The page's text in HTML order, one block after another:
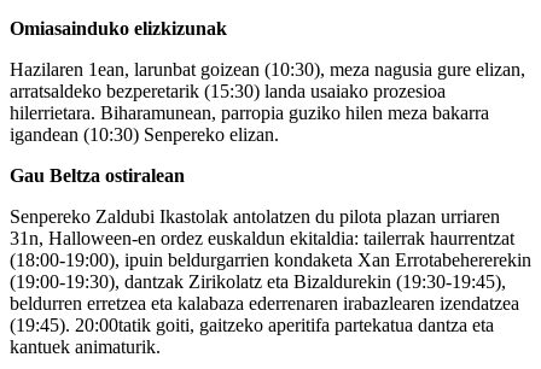
Omiasainduko elizkizunak
Hazilaren 1ean, larunbat goizean (10:30), meza nagusia gure elizan,
arratsaldeko bezperetarik (15:30) landa usaiako prozesioa
hilerrietara. Biharamunean, parropia guziko hilen meza bakarra
igandean (10:30) Senpereko elizan.
Gau Beltza ostiralean
Senpereko Zaldubi Ikastolak antolatzen du pilota plazan urriaren
31n, Halloween-en ordez euskaldun ekitaldia: tailerrak haurrentzat
(18:00-19:00), ipuin beldurgarrien kondaketa Xan Errotabehererekin
(19:00-19:30), dantzak Zirikolatz eta Bizaldurekin (19:30-19:45),
beldurren erretzea eta kalabaza ederrenaren irabazlearen izendatzea
(19:45). 20:00tatik goiti, gaitzeko aperitifa partekatua dantza eta
kantuek animaturik.